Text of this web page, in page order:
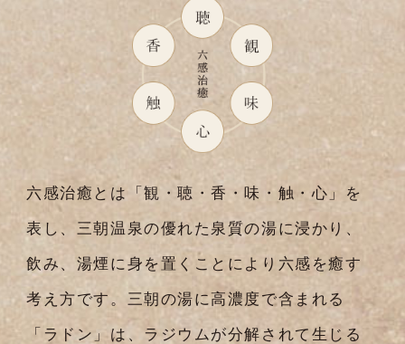
六感治癒とは「観・聴・香・味・触・心」を
表し、三朝温泉の優れた泉質の湯に浸かり、
飲み、湯煙に身を置くことにより六感を癒す
考え方です。 三朝の湯に高濃度で含まれる
「ラドン」は、ラジウムが分解されて生じる